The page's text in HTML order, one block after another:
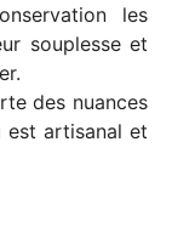
les
souplesse et
des nuances
est artisanal et